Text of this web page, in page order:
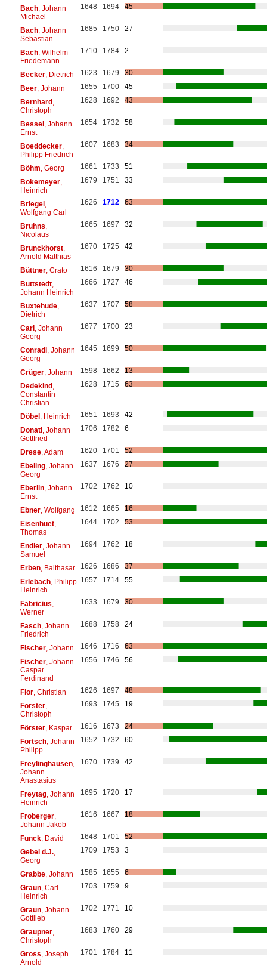
Bach, Johann
Michael
1648 1694 45
Bach, Johann
Sebastian
1685 1750 27
Bach, Wilhelm
Friedemann
1710 1784 2
Becker, Dietrich 1623 1679
30
Beer, Johann 1655 1700
45
Bernhard,
Christoph
1628 1692 43
Bessel, Johann
Ernst
1654 1732 58
Boeddecker,
Philipp Friedrich
1607 1683 34
Böhm , Georg 1661 1733
51
Bokemeyer,
Heinrich
1679 1751 33
Briegel,
Wolfgang Carl
1626 1712 63
Bruhns
Nicolaus
1665 1697 32
Brunckhorst,
Arnold Matthias
1670 1725 42
Büttner, Crato 1616 1679
30
Buttstedt,
Johann Heinrich
1666 1727 46
Buxtehude,
Dietrich
1637 1707 58
Carl, Johann
Georg
1677 1700 23
Conradi, Johann
Georg
1645 1699 50
Crüger, Johann 1598 1662
13
Dedekind,
Constantin
Christian
1628 1715 63
Döbel, Heinrich 1651 1693
42
Donati, Johann
Gottfried
1706 1782 6
Drese, Adam 1620 1701
52
Ebeling, Johann
Georg
1637 1676 27
Eberlin, Johann
Ernst
1702 1762 10
Ebner, Wolfgang 1612 1665
16
Eisenhuet,
Thomas
1644 1702 53
Endler, Johann
Samuel
1694 1762 18
Erben, Balthasar 1626 1686
37
Erlebach, Philipp
Heinrich
1657 1714 55
Fabricius
Werner
1633 1679 30
Fasch, Johann
Friedrich
1688 1758 24
Fischer, Johann 1646 1716
63
Fischer, Johann
Caspar
Ferdinand
1656 1746 56
Flor, Christian 1626 1697
48
Förster,
Christoph
1693 1745 19
Förster, Kaspar 1616 1673
24
Förtsch, Johann
Philipp
1652 1732 60
Freylinghausen,
Johann
Anastasius
1670 1739 42
Freytag, Johann
Heinrich
1695 1720 17
Froberger,
Johann Jakob
1616 1667 18
Funck, David 1648 1701
52
Gebel d.J.,
Georg
1709 1753 3
Grabbe, Johann 1585 1655
6
Graun, Carl
Heinrich
1703 1759 9
Graun, Johann
Gottlieb
1702 1771 10
Graupner,
Christoph
1683 1760 29
Gross , Joseph
Arnold
1701 1784 11